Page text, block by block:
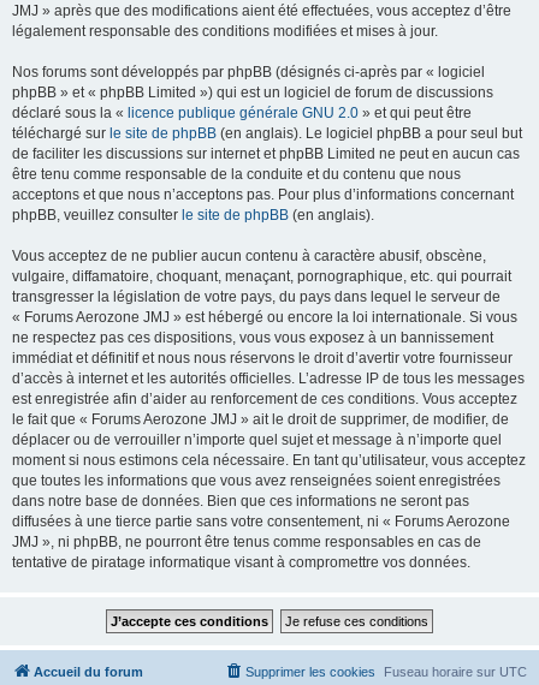
JMJ » après que des modifications aient été effectuées, vous acceptez d’être
légalement responsable des conditions modifiées et mises à jour.
Nos forums sont développés par phpBB (désignés ci-après par « logiciel
phpBB » et « phpBB Limited ») qui est un logiciel de forum de discussions
déclaré sous la « licence publique générale GNU 2.0 » et qui peut être
téléchargé sur le site de phpBB (en anglais). Le logiciel phpBB a pour seul but
de faciliter les discussions sur internet et phpBB Limited ne peut en aucun cas
être tenu comme responsable de la conduite et du contenu que nous
acceptons et que nous n’acceptons pas. Pour plus d’informations concernant
phpBB, veuillez consulter le site de phpBB (en anglais).
Vous acceptez de ne publier aucun contenu à caractère abusif, obscène,
vulgaire, diffamatoire, choquant, menaçant, pornographique, etc. qui pourrait
transgresser la législation de votre pays, du pays dans lequel le serveur de
« Forums Aerozone JMJ » est hébergé ou encore la loi internationale. Si vous
ne respectez pas ces dispositions, vous vous exposez à un bannissement
immédiat et définitif et nous nous réservons le droit d’avertir votre fournisseur
d’accès à internet et les autorités officielles. L’adresse IP de tous les messages
est enregistrée afin d’aider au renforcement de ces conditions. Vous acceptez
le fait que « Forums Aerozone JMJ » ait le droit de supprimer, de modifier, de
déplacer ou de verrouiller n’importe quel sujet et message à n’importe quel
moment si nous estimons cela nécessaire. En tant qu’utilisateur, vous acceptez
que toutes les informations que vous avez renseignées soient enregistrées
dans notre base de données. Bien que ces informations ne seront pas
diffusées à une tierce partie sans votre consentement, ni « Forums Aerozone
JMJ », ni phpBB, ne pourront être tenus comme responsables en cas de
tentative de piratage informatique visant à compromettre vos données.
Accueil du forum Fuseau horaire sur UTC
Supprimer les cookies